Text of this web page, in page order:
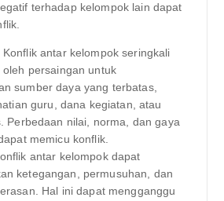
terhadap kelompok lain dapat
Konflik antar kelompok seringkali
oleh persaingan untuk
sumber daya yang terbatas,
guru, dana kegiatan, atau
Perbedaan nilai, norma, dan gaya
memicu konflik.
antar kelompok dapat
ketegangan, permusuhan, dan
Hal ini dapat mengganggu